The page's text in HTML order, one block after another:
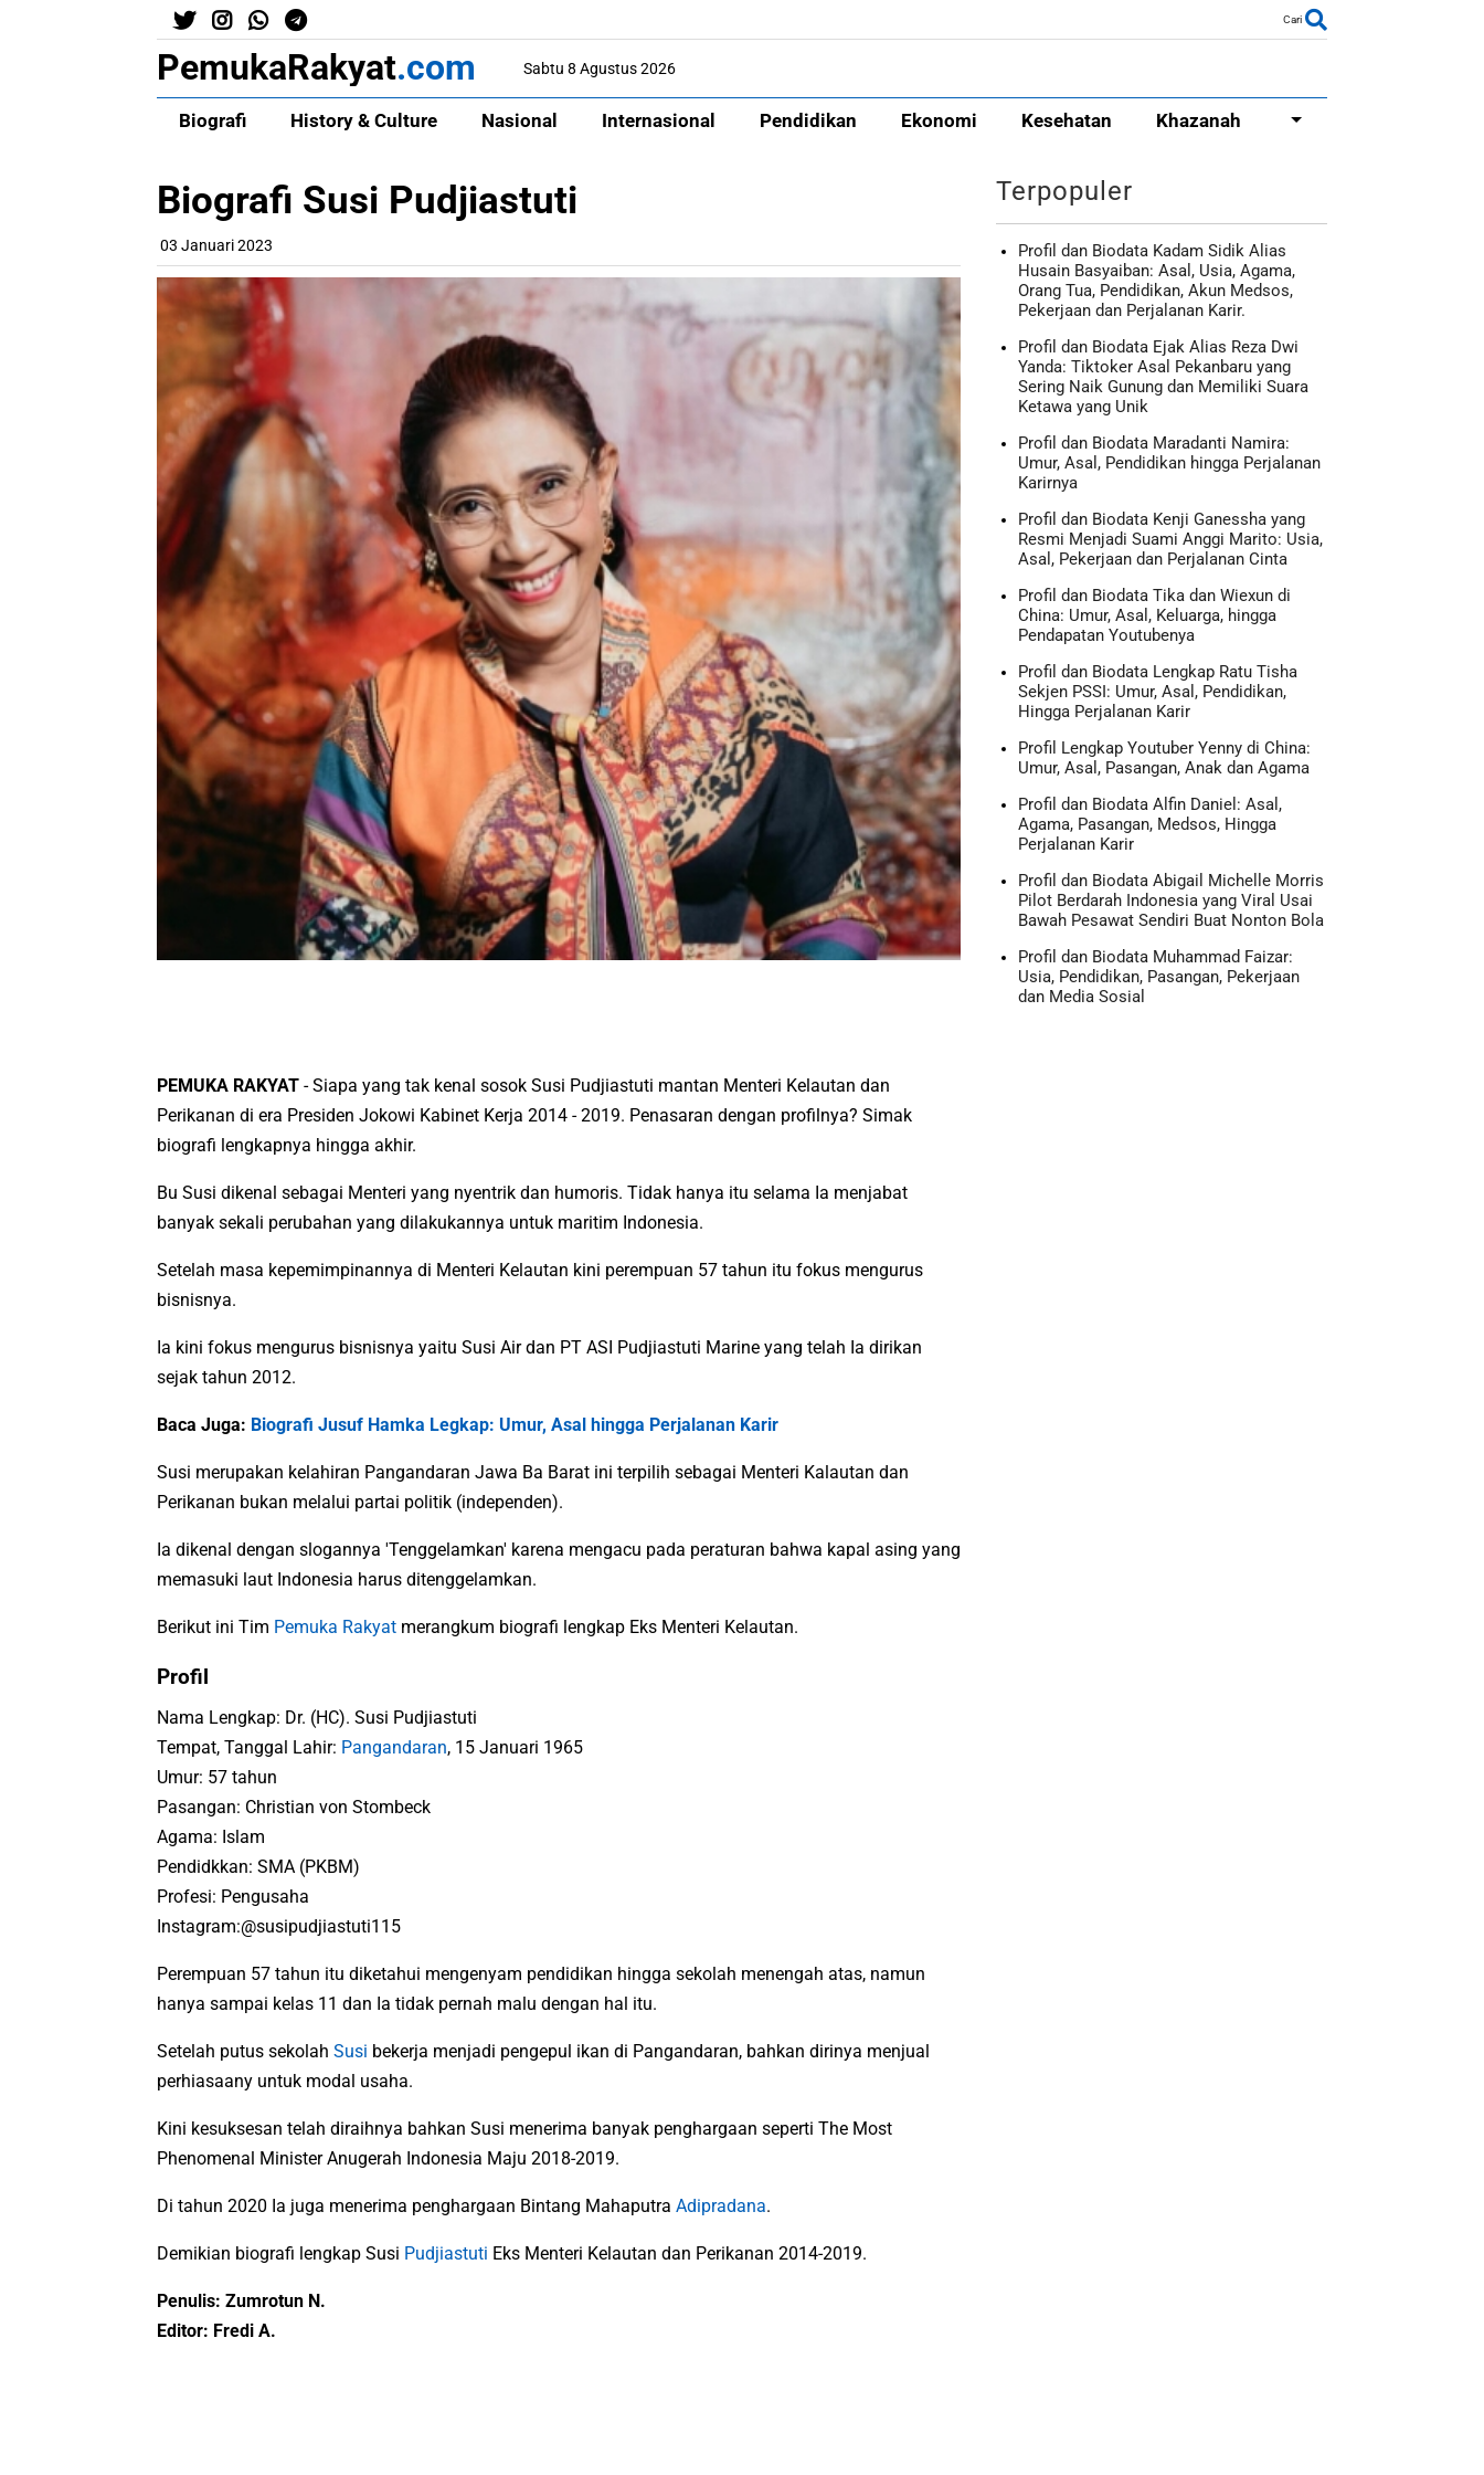
Cari
PemukaRakyat.com Sabtu 8 Agustus 2026
Biografi History & Culture Nasional Internasional Pendidikan Ekonomi Kesehatan Khazanah
Biografi Susi Pudjiastuti
03 Januari 2023
PEMUKA RAKYAT - Siapa yang tak kenal sosok Susi Pudjiastuti mantan Menteri Kelautan dan
Perikanan di era Presiden Jokowi Kabinet Kerja 2014 - 2019. Penasaran dengan profilnya? Simak
biografi lengkapnya hingga akhir.
Bu Susi dikenal sebagai Menteri yang nyentrik dan humoris. Tidak hanya itu selama Ia menjabat
banyak sekali perubahan yang dilakukannya untuk maritim Indonesia.
Setelah masa kepemimpinannya di Menteri Kelautan kini perempuan 57 tahun itu fokus mengurus
bisnisnya.
Ia kini fokus mengurus bisnisnya yaitu Susi Air dan PT ASI Pudjiastuti Marine yang telah Ia dirikan
sejak tahun 2012.
Baca Juga: Biografi Jusuf Hamka Legkap: Umur, Asal hingga Perjalanan Karir
Susi merupakan kelahiran Pangandaran Jawa Ba Barat ini terpilih sebagai Menteri Kalautan dan
Perikanan bukan melalui partai politik (independen).
Ia dikenal dengan slogannya 'Tenggelamkan' karena mengacu pada peraturan bahwa kapal asing yang
memasuki laut Indonesia harus ditenggelamkan.
Berikut ini Tim Pemuka Rakyat merangkum biografi lengkap Eks Menteri Kelautan.
Profil
Nama Lengkap: Dr. (HC). Susi Pudjiastuti
Tempat, Tanggal Lahir: Pangandaran, 15 Januari 1965
Umur: 57 tahun
Pasangan: Christian von Stombeck
Agama: Islam
Pendidkkan: SMA (PKBM)
Profesi: Pengusaha
Instagram:@susipudjiastuti115
Perempuan 57 tahun itu diketahui mengenyam pendidikan hingga sekolah menengah atas, namun
hanya sampai kelas 11 dan Ia tidak pernah malu dengan hal itu.
Setelah putus sekolah Susi bekerja menjadi pengepul ikan di Pangandaran, bahkan dirinya menjual
perhiasaany untuk modal usaha.
Kini kesuksesan telah diraihnya bahkan Susi menerima banyak penghargaan seperti The Most
Phenomenal Minister Anugerah Indonesia Maju 2018-2019.
Di tahun 2020 Ia juga menerima penghargaan Bintang Mahaputra Adipradana.
Demikian biografi lengkap Susi Pudjiastuti Eks Menteri Kelautan dan Perikanan 2014-2019.
Penulis: Zumrotun N.
Editor: Fredi A.
Terpopuler
Profil dan Biodata Kadam Sidik Alias
Husain Basyaiban: Asal, Usia, Agama,
Orang Tua, Pendidikan, Akun Medsos,
Pekerjaan dan Perjalanan Karir.
Profil dan Biodata Ejak Alias Reza Dwi
Yanda: Tiktoker Asal Pekanbaru yang
Sering Naik Gunung dan Memiliki Suara
Ketawa yang Unik
Profil dan Biodata Maradanti Namira:
Umur, Asal, Pendidikan hingga Perjalanan
Karirnya
Profil dan Biodata Kenji Ganessha yang
Resmi Menjadi Suami Anggi Marito: Usia,
Asal, Pekerjaan dan Perjalanan Cinta
Profil dan Biodata Tika dan Wiexun di
China: Umur, Asal, Keluarga, hingga
Pendapatan Youtubenya
Profil dan Biodata Lengkap Ratu Tisha
Sekjen PSSI: Umur, Asal, Pendidikan,
Hingga Perjalanan Karir
Profil Lengkap Youtuber Yenny di China:
Umur, Asal, Pasangan, Anak dan Agama
Profil dan Biodata Alfin Daniel: Asal,
Agama, Pasangan, Medsos, Hingga
Perjalanan Karir
Profil dan Biodata Abigail Michelle Morris
Pilot Berdarah Indonesia yang Viral Usai
Bawah Pesawat Sendiri Buat Nonton Bola
Profil dan Biodata Muhammad Faizar:
Usia, Pendidikan, Pasangan, Pekerjaan
dan Media Sosial